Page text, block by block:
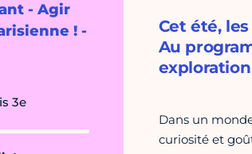
- Agir
! -
3e
Cet été,
Au
Dans un
curiosité et